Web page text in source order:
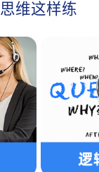
思维这样练